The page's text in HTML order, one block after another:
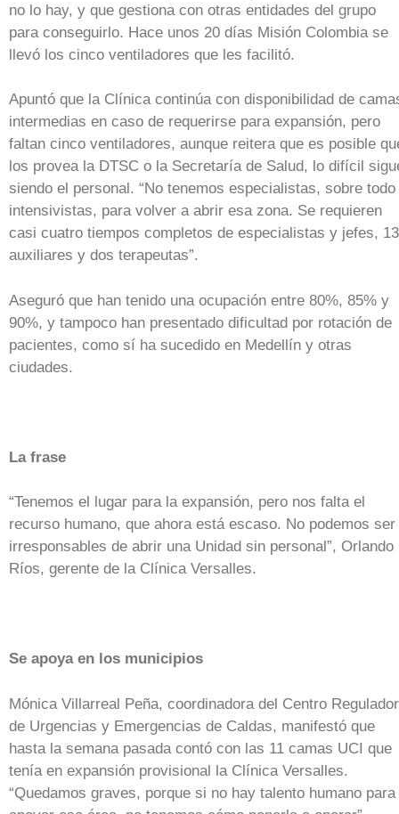
no lo hay, y que gestiona con otras entidades del grupo
para conseguirlo. Hace unos 20 días Misión Colombia se
llevó los cinco ventiladores que les facilitó.
Apuntó que la Clínica continúa con disponibilidad de
intermedias en caso de requerirse para expansión, pero
faltan cinco ventiladores, aunque reitera que es posible
los provea la DTSC o la Secretaría de Salud, lo difícil
siendo el personal. “No tenemos especialistas, sobre todo
intensivistas, para volver a abrir esa zona. Se requieren
casi cuatro tiempos completos de especialistas y jefes, 13
auxiliares y dos terapeutas”.
Aseguró que han tenido una ocupación entre 80%, 85% y
90%, y tampoco han presentado dificultad por rotación de
pacientes, como sí ha sucedido en Medellín y otras
ciudades.
La frase
“Tenemos el lugar para la expansión, pero nos falta el
recurso humano, que ahora está escaso. No podemos ser
irresponsables de abrir una Unidad sin personal”, Orlando
Ríos, gerente de la Clínica Versalles.
Se apoya en los municipios
Mónica Villarreal Peña, coordinadora del Centro Regulador
de Urgencias y Emergencias de Caldas, manifestó que
hasta la semana pasada contó con las 11 camas UCI que
tenía en expansión provisional la Clínica Versalles.
“Quedamos graves, porque si no hay talento humano para